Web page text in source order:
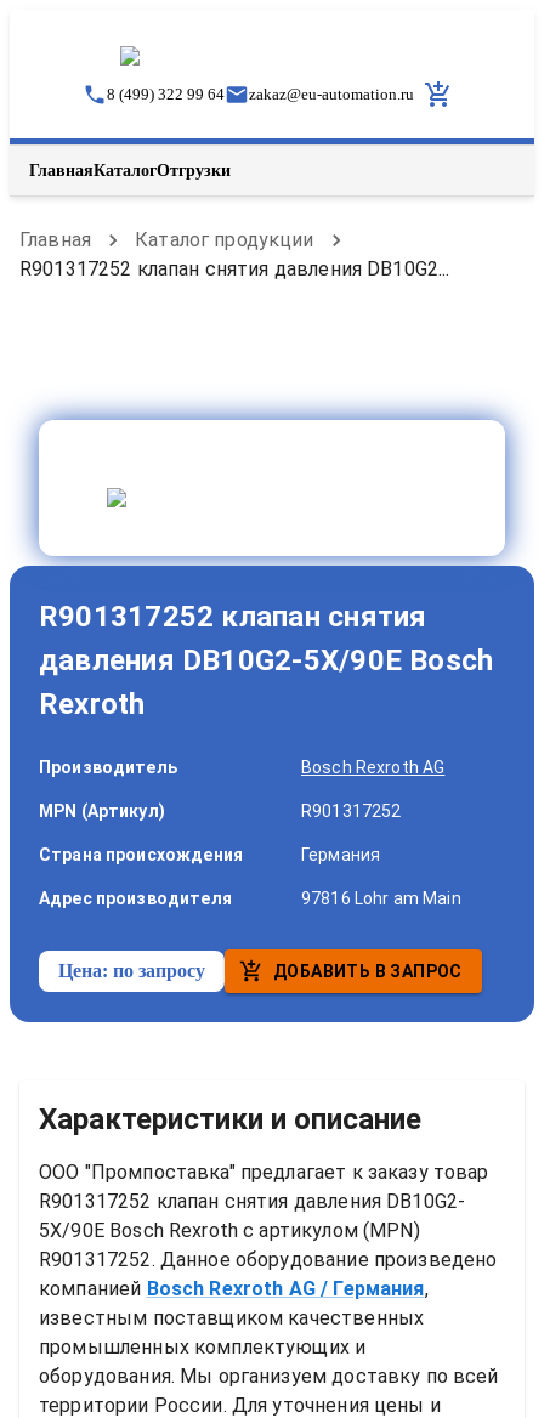
8 (499) 322 99 64 zakaz@eu-automation.ru
ГлавнаяКаталогОтгрузки
Главная
Каталог продукции
R901317252 клапан снятия давления DB10G2...
R901317252 клапан снятия
давления DB10G2-5X/90E Bosch
Rexroth
Производитель Bosch Rexroth AG
MPN (Артикул) R901317252
Страна происхождения Германия
Адрес производителя 97816 Lohr am Main
Цена: по запросу ДОБАВИТЬ В ЗАПРОС
Характеристики и описание
ООО "Промпоставка" предлагает к заказу товар
R901317252 клапан снятия давления DB10G2-
5X/90E Bosch Rexroth
с артикулом (MPN)
R901317252. Данное оборудование произведено
компанией Bosch Rexroth AG / Германия,
известным поставщиком качественных
промышленных комплектующих и
оборудования. Мы организуем доставку по всей
территории России. Для уточнения цены и